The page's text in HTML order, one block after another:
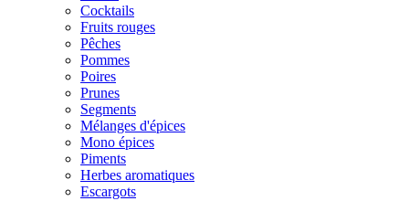
Cocktails
Fruits rouges
Pêches
Pommes
Poires
Prunes
Segments
Mélanges d'épices
Mono épices
Piments
Herbes aromatiques
Escargots